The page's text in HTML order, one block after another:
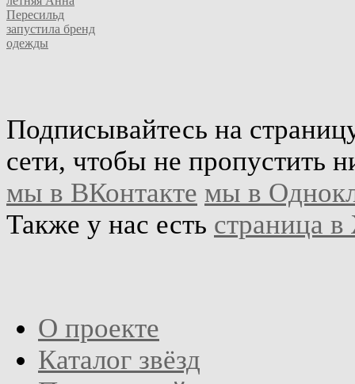
Пересильд
запустила бренд
одежды
Подписывайтесь на
сети, чтобы не пропустить
мы в ВКонтакте мы в
Также у нас есть страница
О проекте
Каталог звёзд